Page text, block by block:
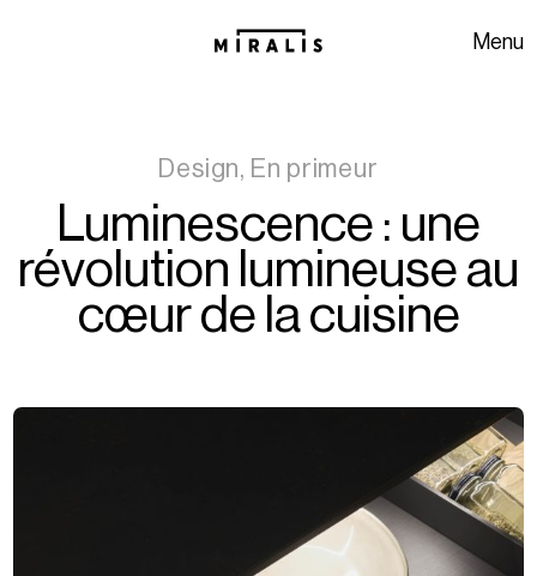
Menu
Design, En primeur
Luminescence : une
révolution lumineuse au
cœur de la cuisine